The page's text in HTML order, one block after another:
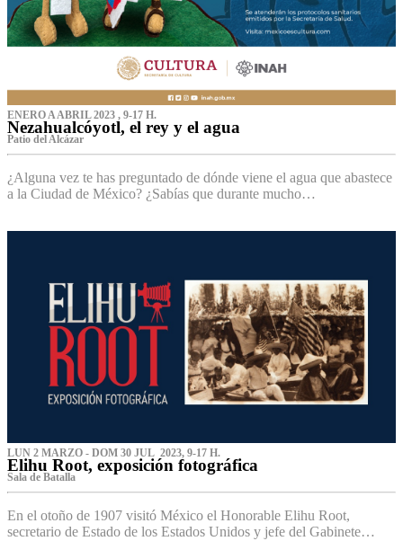
ENERO A ABRIL 2023 , 9-17 H.
Nezahualcóyotl, el rey y el agua
Patio del Alcázar
¿Alguna vez te has preguntado de dónde viene el agua que abastece
a la Ciudad de México? ¿Sabías que durante mucho…
LUN 2 MARZO - DOM 30 JUL 2023, 9-17 H.
Elihu Root, exposición fotográfica
Sala de Batalla
En el otoño de 1907 visitó México el Honorable Elihu Root,
secretario de Estado de los Estados Unidos y jefe del Gabinete…